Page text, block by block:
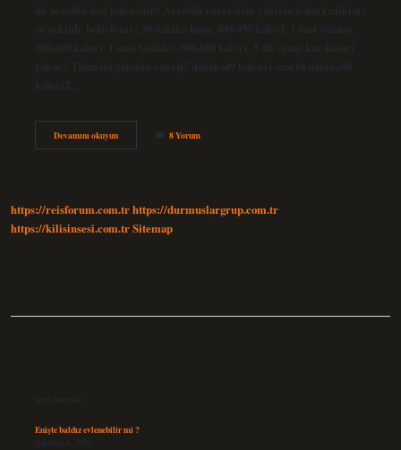
dk aerobik kaç kaloridir? Aerobik egzersizle yakılan kalori miktarı
şu şekilde belirlenir; 30 dakika koşu, 400-450 kalori, 1 saat yüzme,
500-600 kalori, 1 saat bisiklet, 600-650 kalori. 5 dk squat kaç kalori
yakar? Tahmini yakılan enerji5 dakika49 kalori1 saat10 dakika98
kalori2…
Devamını okuyun30
Dakika
8 Yorum
https://reisforum.com.trhttps://durmuslargrup.com.tr
https://kilisinsesi.com.trSitemap
Son Yazılar
Enişte baldız evlenebilir mi ?
Ağustos 6, 2026